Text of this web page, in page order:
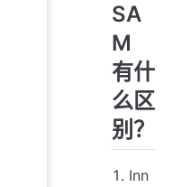
SA
M
有什
么区
别？
Inn